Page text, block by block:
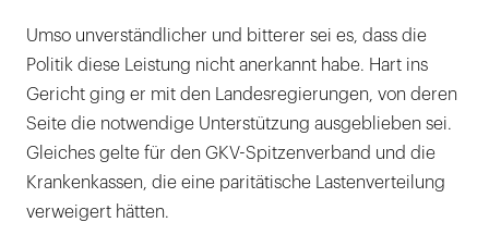
Umso unverständlicher und bitterer sei es, dass die
Politik diese Leistung nicht anerkannt habe. Hart ins
Gericht ging er mit den Landesregierungen, von deren
Seite die notwendige Unterstützung ausgeblieben sei.
Gleiches gelte für den GKV-Spitzenverband und die
Krankenkassen, die eine paritätische Lastenverteilung
verweigert hätten.